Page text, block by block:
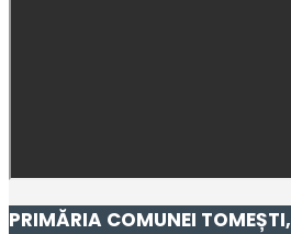
PRIMĂRIA COMUNEI TOMEȘTI,